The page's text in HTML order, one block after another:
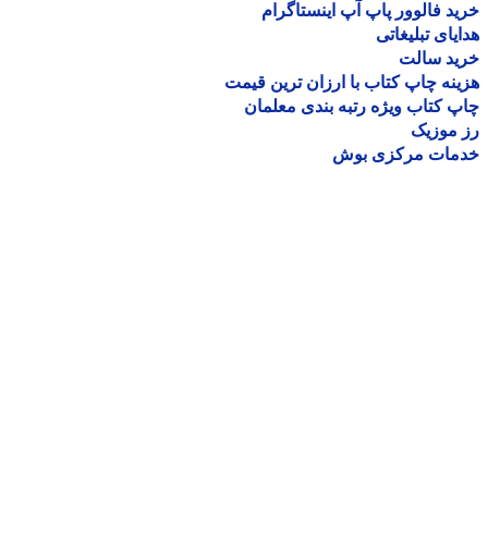
فالوور پاپ آپ اینستاگرام
تبلیغاتی
سالت
چاپ کتاب با ارزان ترین قیمت
کتاب ویژه رتبه بندی معلمان
موزیک
مرکزی بوش